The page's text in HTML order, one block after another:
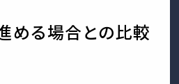
める場合との比較